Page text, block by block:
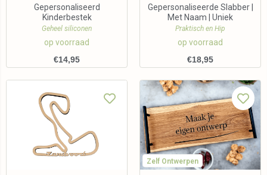
Gepersonaliseerd
Kinderbestek
Geheel siliconen
op voorraad
€14,95
Gepersonaliseerde Slabber |
Met Naam | Uniek
Praktisch en Hip
op voorraad
€18,95
Zelf Ontwerpen